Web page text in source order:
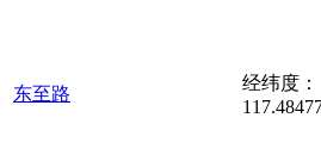
东至路
经纬度：